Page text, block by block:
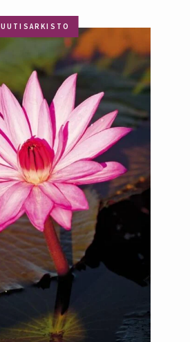
UUTISARKISTO